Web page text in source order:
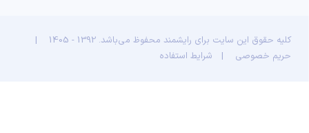
کلیه حقوق این سایت برای رایشمند محفوظ می‌باشد. 1392 - 1405
|
حریم خصوصی
| شرایط استفاده